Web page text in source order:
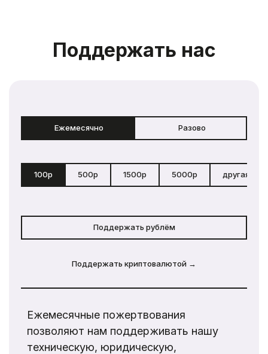
Поддержать нас
Ежемесячно Разово
100р 500р 1500р 5000р другая
Поддержать рублём
Поддержать криптовалютой →
Ежемесячные пожертвования
позволяют нам поддерживать нашу
техническую, юридическую,